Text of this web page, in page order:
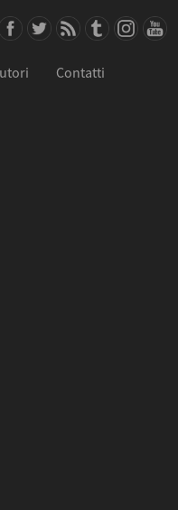
Contatti